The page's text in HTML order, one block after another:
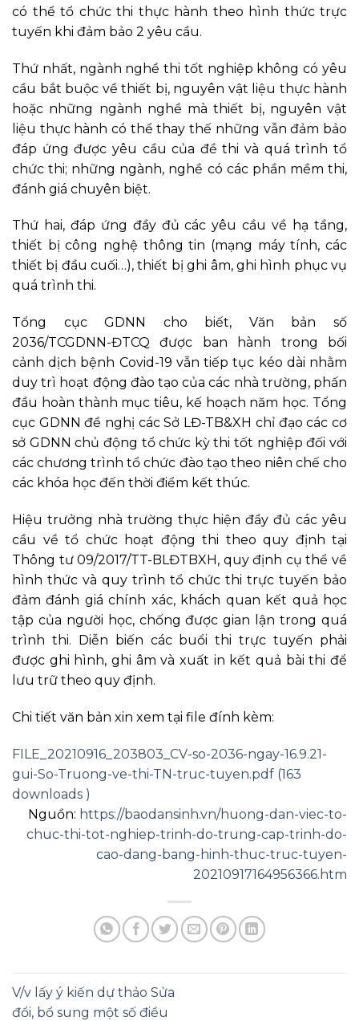
có thể tổ chức thi thực hành theo hình thức trực
tuyến khi đảm bảo 2 yêu cầu.
Thứ nhất, ngành nghề thi tốt nghiệp không có yêu
cầu bắt buộc về thiết bị, nguyên vật liệu thực hành
hoặc những ngành nghề mà thiết bị, nguyên vật
liệu thực hành có thể thay thế những vẫn đảm bảo
đáp ứng được yêu cầu của đề thi và quá trình tổ
chức thi; những ngành, nghề có các phần mềm thi,
đánh giá chuyên biệt.
Thứ hai, đáp ứng đầy đủ các yêu cầu về hạ tầng,
thiết bị công nghệ thông tin (mạng máy tính, các
thiết bị đầu cuối…), thiết bị ghi âm, ghi hình phục vụ
quá trình thi.
Tổng cục GDNN cho biết, Văn bản số
2036/TCGDNN-ĐTCQ được ban hành trong bối
cảnh dịch bệnh Covid-19 vẫn tiếp tục kéo dài nhằm
duy trì hoạt động đào tạo của các nhà trường, phấn
đầu hoàn thành mục tiêu, kế hoạch năm học. Tổng
cục GDNN đề nghị các Sở LĐ-TB&XH chỉ đạo các cơ
sở GDNN chủ động tổ chức kỳ thi tốt nghiệp đối với
các chương trình tổ chức đào tạo theo niên chế cho
các khóa học đến thời điểm kết thúc.
Hiệu trưởng nhà trường thực hiện đầy đủ các yêu
cầu về tổ chức hoạt động thi theo quy định tại
Thông tư 09/2017/TT-BLĐTBXH, quy định cụ thể về
hình thức và quy trình tổ chức thi trực tuyến bảo
đảm đánh giá chính xác, khách quan kết quả học
tập của người học, chống được gian lận trong quá
trình thi. Diễn biến các buổi thi trực tuyến phải
được ghi hình, ghi âm và xuất in kết quả bài thi để
lưu trữ theo quy định.
Chi tiết văn bản xin xem tại file đính kèm:
FILE_20210916_203803_CV-so-2036-ngay-16.9.21-
gui-So-Truong-ve-thi-TN-truc-tuyen.pdf (163
downloads )
Nguồn: https://baodansinh.vn/huong-dan-viec-to-
chuc-thi-tot-nghiep-trinh-do-trung-cap-trinh-do-
cao-dang-bang-hinh-thuc-truc-tuyen-
20210917164956366.htm
V/v lấy ý kiến dự thảo Sửa
đổi, bổ sung một số điều